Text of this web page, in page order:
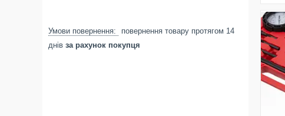
повернення товару протягом 14
днів за рахунок покупця